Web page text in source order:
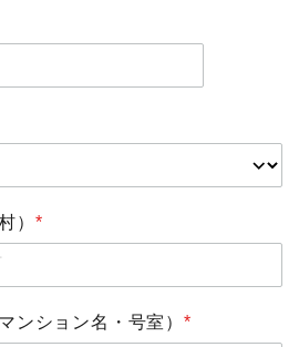
） *
ンション名・号室） *